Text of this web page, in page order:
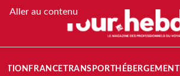
Aller au contenu
FRANCETRANSPORT HÉBERGEMENT